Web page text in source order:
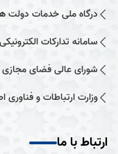
درگاه ملی خدمات دولت
سامانه تدارکات
شورای عالی فضای مجازی
وزارت ارتباطات و فناوری
ارتباط با ما